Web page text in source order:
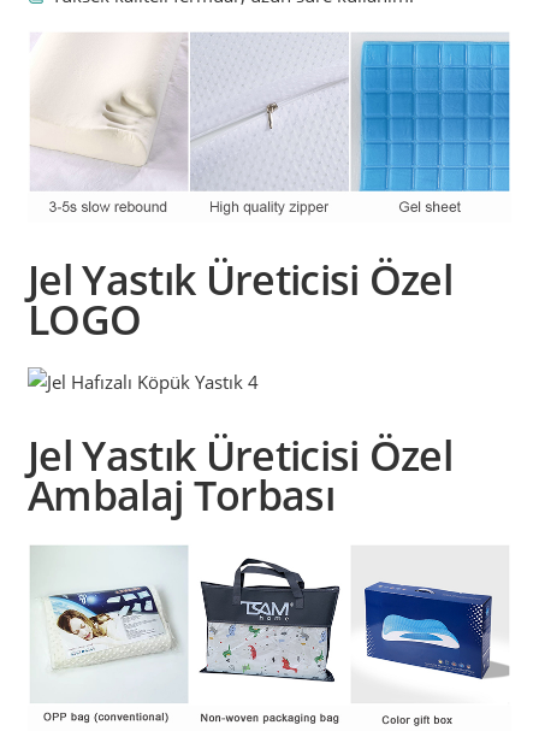
Jel Yastık Üreticisi Özel
LOGO
Jel Yastık Üreticisi Özel
Ambalaj Torbası